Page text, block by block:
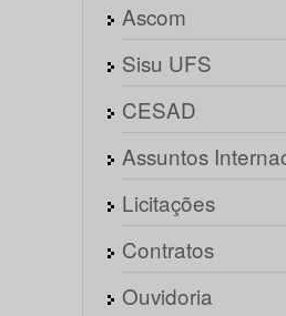
Ascom
Sisu UFS
CESAD
Assuntos
Licitações
Contratos
Ouvidoria